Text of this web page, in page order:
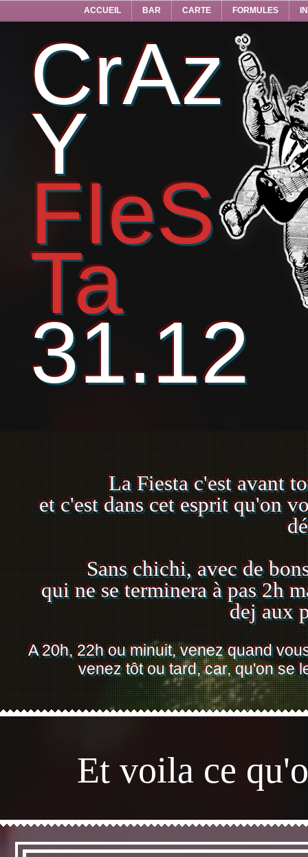
ACCUEIL BAR CARTE FORMULES
CrAz
Y
FIeS
Ta
31.12
La Fiesta c'est avant
et c'est dans cet esprit qu'on
Sans chichi, avec de
qui ne se terminera à pas 2h
dej aux
A 20h, 22h ou minuit, venez quand
venez tôt ou tard, car, qu'on se
Et voila ce